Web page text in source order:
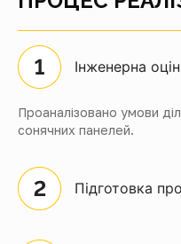
Інженерна
Проаналізовано умови
сонячних панелей.
Підготовка